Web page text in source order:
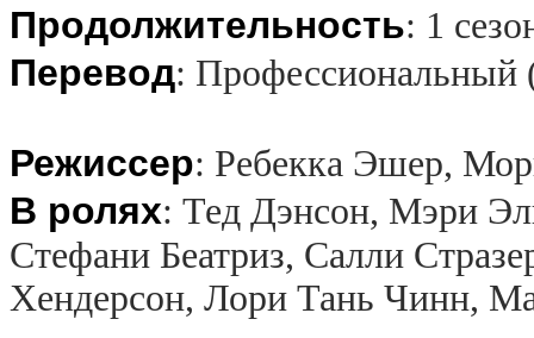
Продолжительность: 1
Перевод: Профессиональный
Режиссер: Ребекка Эшер,
В ролях: Тед Дэнсон, Мэри
Стефани Беатриз, Салли
Хендерсон, Лори Тань Чинн,